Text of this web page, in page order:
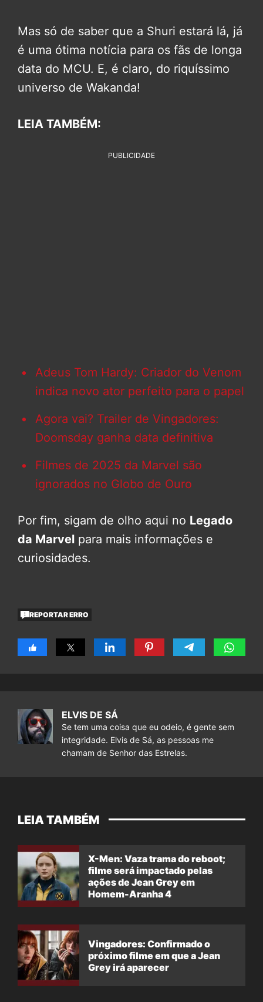
Mas só de saber que a Shuri estará lá, já
é uma ótima notícia para os fãs de longa
data do MCU. E, é claro, do riquíssimo
universo de Wakanda!
LEIA TAMBÉM:
PUBLICIDADE
Adeus Tom Hardy: Criador do Venom
indica novo ator perfeito para o papel
Agora vai? Trailer de Vingadores:
Doomsday ganha data definitiva
Filmes de 2025 da Marvel são
ignorados no Globo de Ouro
Por fim, sigam de olho aqui no Legado
da Marvel para mais informações e
curiosidades.
REPORTAR ERRO
ELVIS DE SÁ
Se tem uma coisa que eu odeio, é gente sem
integridade. Elvis de Sá, as pessoas me
chamam de Senhor das Estrelas.
LEIA TAMBÉM
X-Men: Vaza trama do reboot;
filme será impactado pelas
ações de Jean Grey em
Homem-Aranha 4
Vingadores: Confirmado o
próximo filme em que a Jean
Grey irá aparecer